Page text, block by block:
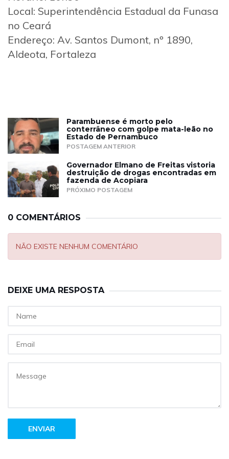
Local: Superintendência Estadual da Funasa
no Ceará
Endereço: Av. Santos Dumont, nº 1890,
Aldeota, Fortaleza
Parambuense é morto pelo
conterrâneo com golpe mata-leão no
Estado de Pernambuco
POSTAGEM ANTERIOR
Governador Elmano de Freitas vistoria
destruição de drogas encontradas em
fazenda de Acopiara
PRÓXIMO POSTAGEM
0 COMENTÁRIOS
NÃO EXISTE NENHUM COMENTÁRIO
DEIXE UMA RESPOSTA
ENVIAR